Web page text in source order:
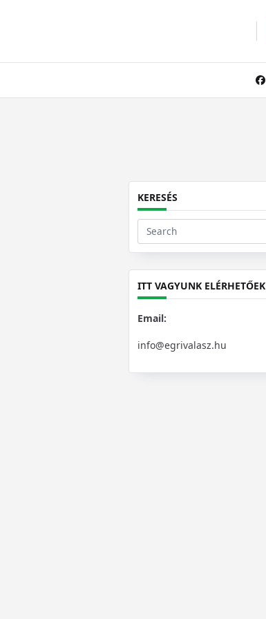
KERESÉS
Search
for:
ITT VAGYUNK ELÉRHETŐEK
Email:
info@egrivalasz.hu